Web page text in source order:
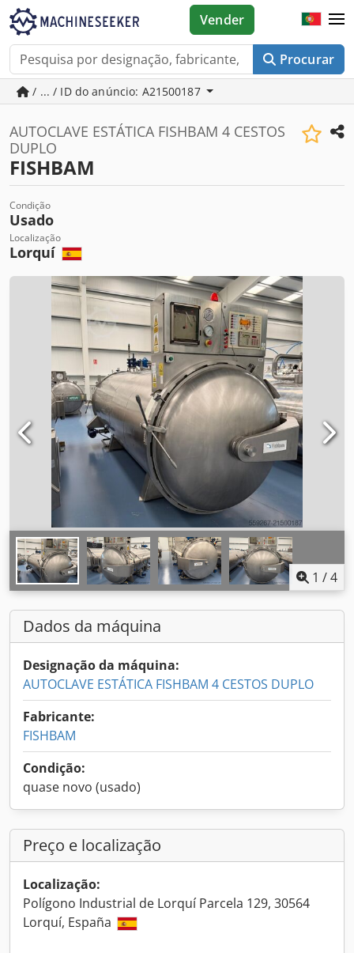
Procurar
Vender
/ ... / ID do anúncio: A21500187
AUTOCLAVE ESTÁTICA FISHBAM 4 CESTOS
DUPLO
FISHBAM
Condição
Usado
Localização
Lorquí
1 /4
Dados da máquina
Designação da máquina:
AUTOCLAVE ESTÁTICA FISHBAM 4 CESTOS DUPLO
Fabricante:
FISHBAM
Condição:
quase novo (usado)
Preço e localização
Localização:
Polígono Industrial de Lorquí Parcela 129, 30564
Lorquí, España